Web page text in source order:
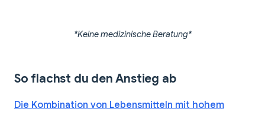
*Keine medizinische Beratung*
So flachst du den Anstieg ab
Die Kombination von Lebensmitteln mit hohem